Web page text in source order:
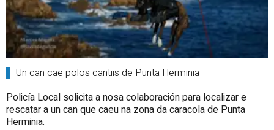
Un can cae polos cantiis de Punta Herminia
Policía Local solicita a nosa colaboración para localizar e
rescatar a un can que caeu na zona da caracola de Punta
Herminia.